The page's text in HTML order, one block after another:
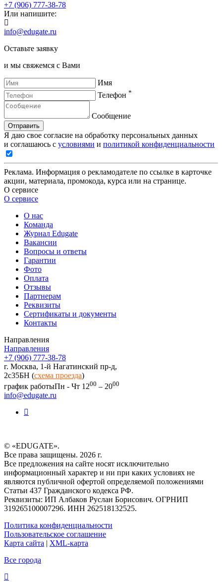
+7 (906) 777-38-78
Или напишите:
info@edugate.ru
Оставьте заявку
и мы свяжемся с Вами
Имя
Телефон *
Сообщение
Отправить
Я даю свое согласие на обработку персональных данных
и соглашаюсь с условиями и политикой конфиденциальности
Реклама. Информация о рекламодателе по ссылке в карточке
акции, материала, промокода, курса или на странице.
О сервисе
О сервисе
О нас
Команда
Журнал Edugate
Вакансии
Вопросы и ответы
Гарантии
Фото
Оплата
Отзывы
Партнерам
Реквизиты
Сертификаты и документы
Контакты
Направления
Направления
+7 (906) 777-38-78
г. Москва, 1-й Нагатинский пр-д,
2c35БН (схема проезда)
график работыПн - Чт 1200 – 2000
info@edugate.ru
© «EDUGATE».
Все права защищены. 2026 г.
Все предложения на сайте носят исключительно
информационный характер и ни при каких условиях не
являются публичной офертой определяемой положениями
Статьи 437 Гражданского кодекса РФ.
Реквизиты: ИП Албаков Руслан Борисович. ОГРНИП
319265100007296. ИНН 262518132525.
Политика конфиденциальности
Пользовательское соглашение
Карта сайта | XML-карта
Все города